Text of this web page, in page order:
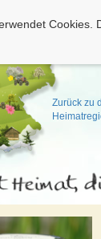
Zurück zu
Cookies.